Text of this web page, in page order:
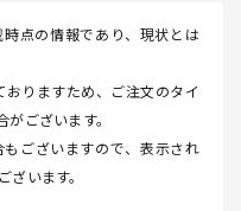
点の情報であり、現状とは
りますため、ご注文のタイ
ございます。
ございますので、表示され
います。